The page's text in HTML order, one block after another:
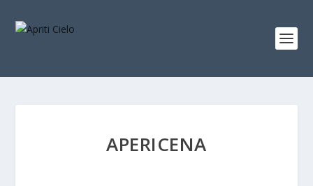
APERICENA